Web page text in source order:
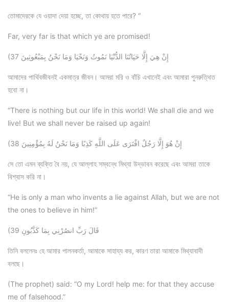
তোমাদেরকে যে ওয়াদা দেয়া হচ্ছে, তা কোথায় হতে পারে? “
Far, very far is that which ye are promised!
(37 إِنْ هِيَ إِلَّا حَيَاتُنَا الدُّنْيَا نَمُوتُ وَنَحْيَا وَمَا نَحْنُ بِمَبْعُوثِينَ
আমাদের পার্থিবজীবনই একমাত্র জীবন। আমরা মরি ও বাঁচি এখানেই এবং আমারা পুনরুত্থিত
হবো না।
“There is nothing but our life in this world! We shall die and we
live! But we shall never be raised up again!
(38 إِنْ هُوَ إِلَّا رَجُلٌ افْتَرَى عَلَى اللَّهِ كَذِبًا وَمَا نَحْنُ لَهُ بِمُؤْمِنِينَ
সে তো এমন ব্যক্তি বৈ নয়, যে আল্লাহ সম্বন্ধে মিথ্যা উদ্ভাবন করেছে এবং আমরা তাকে
বিশ্বাস করি না।
“He is only a man who invents a lie against Allah, but we are not
the ones to believe in him!”
(39 قَالَ رَبِّ انصُرْنِي بِمَا كَذَّبُونِ
তিনি বললেনঃ হে আমার পালনকর্তা, আমাকে সাহায্য কর, কারণ তারা আমাকে মিথ্যাবাদী
বলছে।
(The prophet) said: “O my Lord! help me: for that they accuse
me of falsehood.”